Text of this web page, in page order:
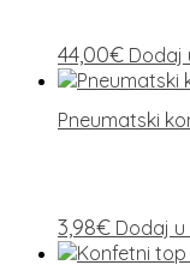
44,00€ Dodaj
Pneumatski
3,98€ Dodaj